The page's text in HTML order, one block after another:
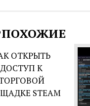
ПОХОЖИЕ
ОТКРЫТЬ
ДОСТУП К
STEAM